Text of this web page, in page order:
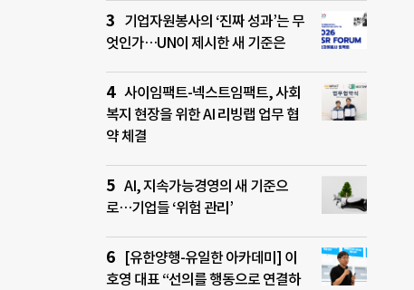
기업자원봉사의 ‘진짜 성과’는 무
엇인가…UN이 제시한 새 기준은
사이임팩트-넥스트임팩트, 사회
복지 현장을 위한 AI 리빙랩 업무 협
약 체결
AI, 지속가능경영의 새 기준으
로…기업들 ‘위험 관리’
[유한양행-유일한 아카데미] 이
호영 대표 “선의를 행동으로 연결하